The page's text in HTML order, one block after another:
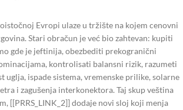
Evropi ulaze u tržište na kojem cenovni
Stari obračun je već bio zahtevan: kupiti
gde je jeftinija, obezbediti prekogranični
kontrolisati balansni rizik, razumeti
uglja, ispade sistema, vremenske prilike, solarne
i zagušenja interkonektora. Taj skup veština
[[PRRS_LINK_2]] dodaje novi sloj koji menja